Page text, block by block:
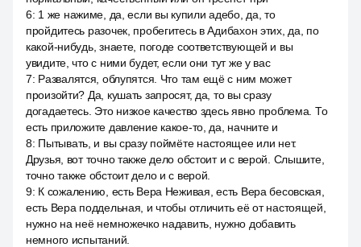
6: 1 же нажиме, да, если вы купили адебо, да, то
пройдитесь разочек, пробегитесь в Адибахон этих, да, по
какой-нибудь, знаете, погоде соответствующей и вы
увидите, что с ними будет, если они тут же у вас
7: Развалятся, облупятся. Что там ещё с ним может
произойти? Да, кушать запросят, да, то вы сразу
догадаетесь. Это низкое качество здесь явно проблема. То
есть приложите давление какое-то, да, начните и
8: Пытывать, и вы сразу поймёте настоящее или нет.
Друзья, вот точно также дело обстоит и с верой. Слышите,
точно также обстоит дело и с верой.
9: К сожалению, есть Вера Неживая, есть Вера бесовская,
есть Вера поддельная, и чтобы отличить её от настоящей,
нужно на неё немножечко надавить, нужно добавить
немного испытаний.